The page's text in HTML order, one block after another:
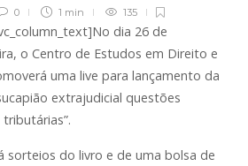
0 1 min 135
dia 26 de
o Centro de Estudos em Direito e
uma live para lançamento da
extrajudicial questões
sorteios do livro e de uma bolsa de